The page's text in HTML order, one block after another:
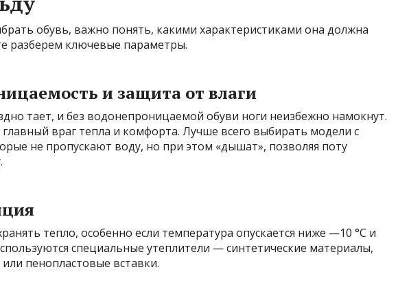
обувь, важно понять, какими характеристиками она должна
разберем ключевые параметры.
и защита от влаги
тает, и без водонепроницаемой обуви ноги неизбежно намокнут.
враг тепла и комфорта. Лучше всего выбирать модели с
не пропускают воду, но при этом «дышат», позволяя поту
тепло, особенно если температура опускается ниже —10 °C и
специальные утеплители — синтетические материалы,
пенопластовые вставки.